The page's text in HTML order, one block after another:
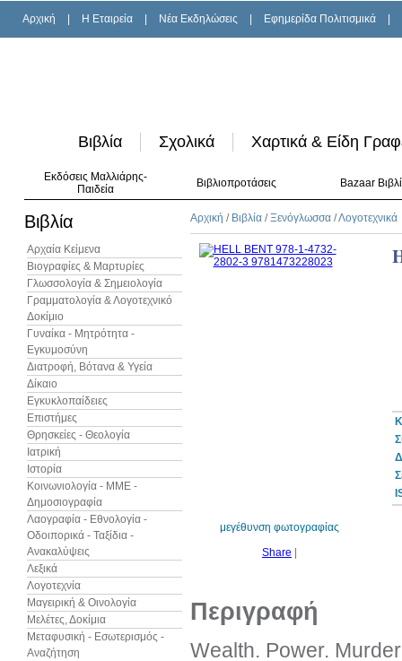
Αρχική H Εταιρεία Νέα Εκδηλώσεις Εφημερίδα Πολιτισμικά
Βιβλία Σχολικά Χαρτικά & Είδη
Εκδόσεις Μαλλιάρης-
Παιδεία
Βιβλιοπροτάσεις Bazaar
Βιβλία
Αρχαία Κείμενα
Βιογραφίες & Μαρτυρίες
Γλωσσολογία & Σημειολογία
Γραμματολογία & Λογοτεχνικό
Δοκίμιο
Γυναίκα - Μητρότητα -
Εγκυμοσύνη
Διατροφή, Βότανα & Υγεία
Δίκαιο
Εγκυκλοπαίδειες
Επιστήμες
Θρησκείες - Θεολογία
Ιατρική
Ιστορία
Κοινωνιολογία - ΜΜΕ -
Δημοσιογραφία
Λαογραφία - Εθνολογία -
Οδοιπορικά - Ταξίδια -
Ανακαλύψεις
Λεξικά
Λογοτεχνία
Μαγειρική & Οινολογία
Μελέτες, Δοκίμια
Μεταφυσική - Εσωτερισμός -
Αναζήτηση
Αρχική / Βιβλία /Ξενόγλωσσα /Λογοτεχνικά
μεγέθυνση φωτογραφίας
Share
Περιγραφή
Wealth. Power.